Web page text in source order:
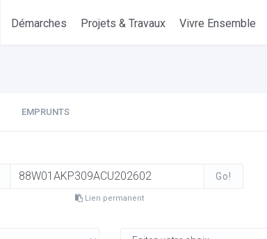
Démarches Projets & Travaux Vivre Ensemble
EMPRUNTS
Go!
Lien permanent